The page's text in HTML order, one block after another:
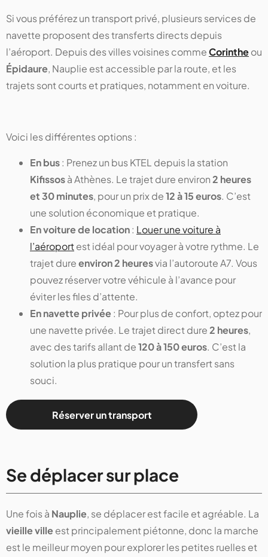
Si vous préférez un transport privé, plusieurs services de
navette proposent des transferts directs depuis
l’aéroport. Depuis des villes voisines commeCorintheou
Épidaure, Nauplie est accessible par la route, et les
trajets sont courts et pratiques, notamment en voiture.
Voici les différentes options :
En bus: Prenez un bus KTEL depuis la station
Kifissosà Athènes. Le trajet dure environ2 heures
et 30 minutes, pour un prix de12 à 15 euros. C’est
une solution économique et pratique.
En voiture de location: Louer une voiture à
l’aéroportest idéal pour voyager à votre rythme. Le
trajet dureenviron 2 heuresvia l’autoroute A7. Vous
pouvez réserver votre véhicule à l’avance pour
éviter les files d’attente.
En navette privée: Pour plus de confort, optez pour
une navette privée. Le trajet direct dure2 heures,
avec des tarifs allant de120 à 150 euros. C’est la
solution la plus pratique pour un transfert sans
souci.
Réserver un transport
Se déplacer sur place
Une fois à Nauplie, se déplacer est facile et agréable. La
vieille villeest principalement piétonne, donc la marche
est le meilleur moyen pour explorer les petites ruelles et